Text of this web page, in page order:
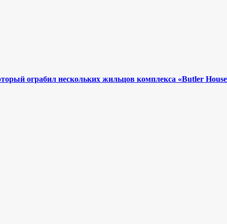
ограбил нескольких жильцов комплекса «Butler